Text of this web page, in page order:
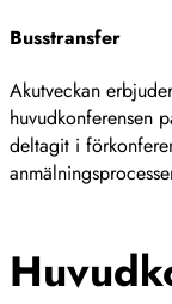
Busstransfer
Akutveckan
huvudkonferensen
deltagit i